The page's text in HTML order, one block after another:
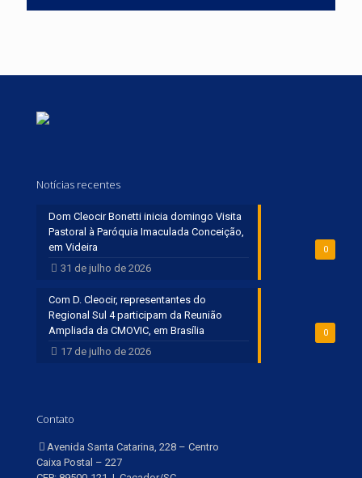
Notícias recentes
0
Dom Cleocir Bonetti inicia domingo Visita
Pastoral à Paróquia Imaculada Conceição,
em Videira
31 de julho de 2026
0
Com D. Cleocir, representantes do
Regional Sul 4 participam da Reunião
Ampliada da CMOVIC, em Brasília
17 de julho de 2026
Contato
Avenida Santa Catarina, 228 – Centro
Caixa Postal – 227